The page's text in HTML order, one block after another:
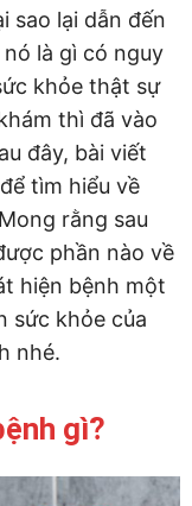
sao lại dẫn đến
là gì có nguy
khỏe thật sự
thì đã vào
đây, bài viết
tìm hiểu về
rằng sau
phần nào về
hiện bệnh một
sức khỏe của
nhé.
gì?